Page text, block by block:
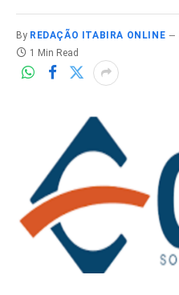
By REDAÇÃO ITABIRA ONLINE
1 Min Read